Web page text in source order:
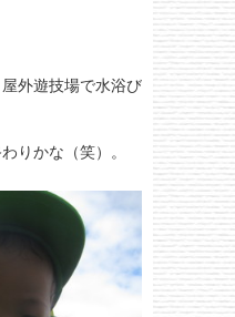
外遊技場で水浴び
りかな（笑）。